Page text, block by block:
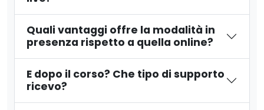
Quali vantaggi offre la modalità in
presenza rispetto a quella online?
E dopo il corso? Che tipo di supporto
ricevo?